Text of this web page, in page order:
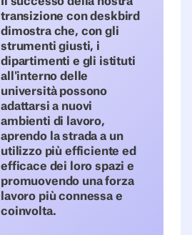
transizione con deskbird
dimostra che, con gli
strumenti giusti, i
dipartimenti e gli istituti
all'interno delle
università possono
adattarsi a nuovi
ambienti di lavoro,
aprendo la strada a un
utilizzo più efficiente ed
efficace dei loro spazi e
promuovendo una forza
lavoro più connessa e
coinvolta.